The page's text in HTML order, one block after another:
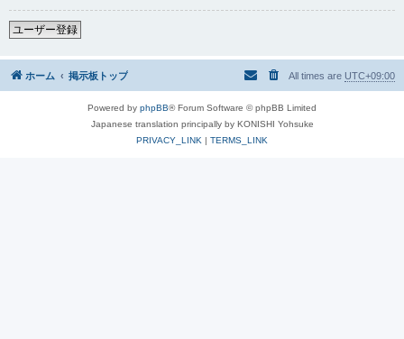
ユーザー登録
ホーム 掲示板トップ All times are UTC+09:00
Powered by phpBB® Forum Software © phpBB Limited
Japanese translation principally by KONISHI Yohsuke
PRIVACY_LINK | TERMS_LINK